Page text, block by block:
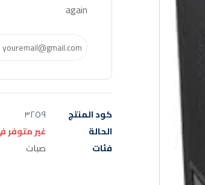
again
كود المنتج
٣٢٥٩
الحالة
غير متوفر
فئات
صبات